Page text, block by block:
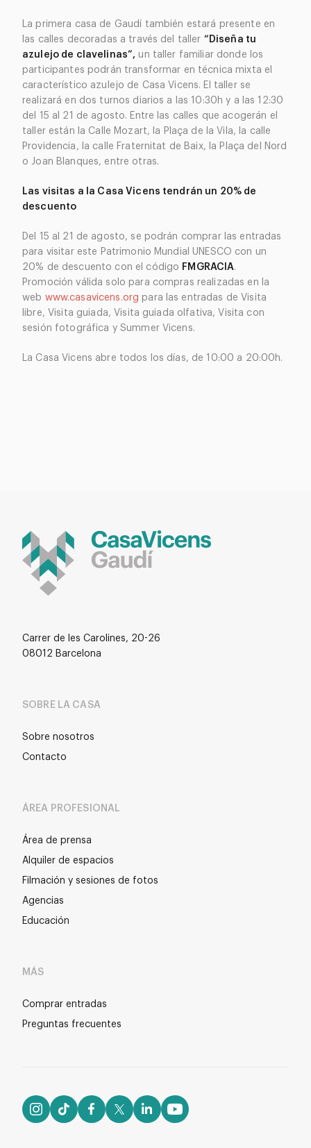
La primera casa de Gaudí también estará presente en
las calles decoradas a través del taller “Diseña tu
azulejo de clavelinas”, un taller familiar donde los
participantes podrán transformar en técnica mixta el
característico azulejo de Casa Vicens. El taller se
realizará en dos turnos diarios a las 10:30h y a las 12:30
del 15 al 21 de agosto. Entre las calles que acogerán el
taller están la Calle Mozart, la Plaça de la Vila, la calle
Providencia, la calle Fraternitat de Baix, la Plaça del Nord
o Joan Blanques, entre otras.
Las visitas a la Casa Vicens tendrán un 20% de
descuento
Del 15 al 21 de agosto, se podrán comprar las entradas
para visitar este Patrimonio Mundial UNESCO con un
20% de descuento con el código FMGRACIA.
Promoción válida solo para compras realizadas en la
web www.casavicens.org para las entradas de Visita
libre, Visita guiada, Visita guiada olfativa, Visita con
sesión fotográfica y Summer Vicens.
La Casa Vicens abre todos los días, de 10:00 a 20:00h.
Carrer de les Carolines, 20-26
08012 Barcelona
SOBRE LA CASA
Sobre nosotros
Contacto
ÁREA PROFESIONAL
Área de prensa
Alquiler de espacios
Filmación y sesiones de fotos
Agencias
Educación
MÁS
Comprar entradas
Preguntas frecuentes